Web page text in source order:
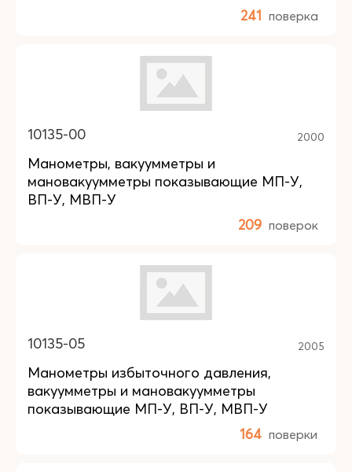
241 поверка
10135-00 2000
Манометры, вакуумметры и
мановакуумметры показывающие МП-У,
ВП-У, МВП-У
209 поверок
10135-05 2005
Манометры избыточного давления,
вакуумметры и мановакуумметры
показывающие МП-У, ВП-У, МВП-У
164 поверки